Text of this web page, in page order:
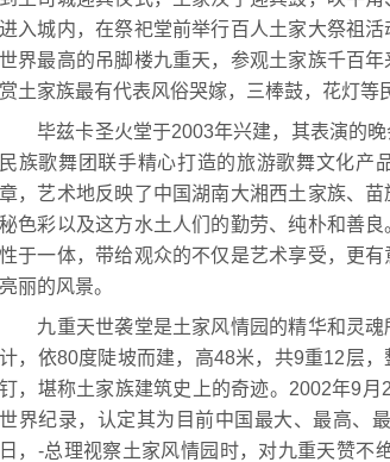
进入城内，在祭祀堂前举行百人土家大祭祖
世界最高的吊脚楼九重天，参观土家族千百年
赏土家族最有代表风俗哭嫁，三棒鼓，花灯等
毕兹卡圣火堂于2003年兴建，其表演的晚
民族歌舞团联手精心打造的旅游歌舞文化产
章，艺术地反映了中国湖南大湘西土家族、
秘色彩以及这方水土人们的勤劳、纯朴和善
性于一体，带给观众的不仅是艺术享受，更
亮丽的风景。
九重天世袭堂是土家风情园的精华和灵魂
计，依80度陡坡而建，高48米，共9重12层
钉，堪称土家族建筑史上的奇迹。2002年9
世界纪录，认定其为目前中国最大、最高、
日，-总理视察土家风情园时，对九重天赞不